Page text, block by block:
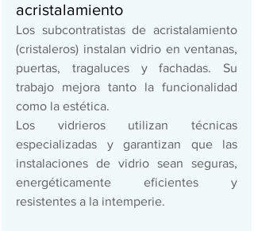
acristalamiento
Los subcontratistas de acristalamiento
(cristaleros) instalan vidrio en ventanas,
puertas, tragaluces y fachadas. Su
trabajo mejora tanto la funcionalidad
como la estética.
Los vidrieros utilizan técnicas
especializadas y garantizan que las
instalaciones de vidrio sean seguras,
energéticamente eficientes y
resistentes a la intemperie.